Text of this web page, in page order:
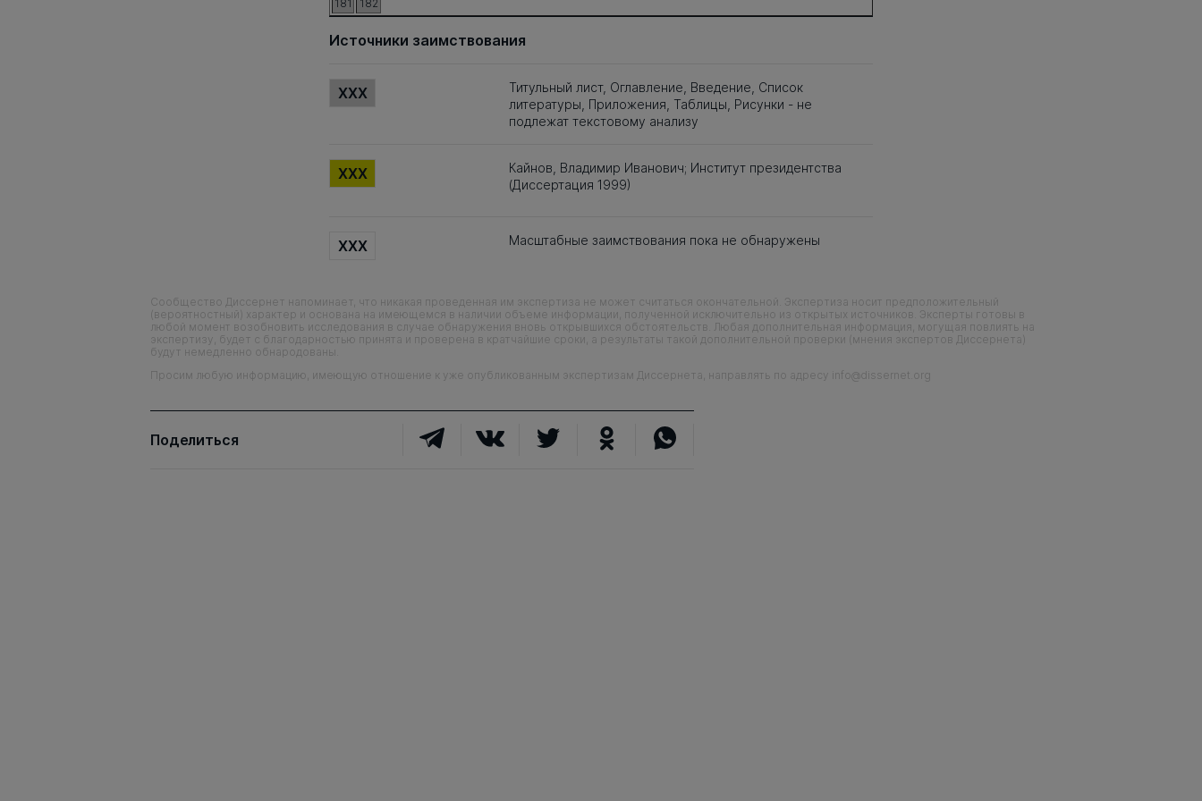
181
182
Источники заимствования
XXX
Титульный лист, Оглавление, Введение, Список
литературы, Приложения, Таблицы, Рисунки - не
подлежат текстовому анализу
XXX
Кайнов, Владимир Иванович; Институт президентства
(Диссертация 1999)
XXX Масштабные заимствования пока не обнаружены
Сообщество Диссернет напоминает, что никакая проведенная им экспертиза не может считаться окончательной. Экспертиза носит предположительный
(вероятностный) характер и основана на имеющемся в наличии объеме информации, полученной исключительно из открытых источников. Эксперты готовы в
любой момент возобновить исследования в случае обнаружения вновь открывшихся обстоятельств. Любая дополнительная информация, могущая повлиять на
экспертизу, будет с благодарностью принята и проверена в кратчайшие сроки, а результаты такой дополнительной проверки (мнения экспертов Диссернета)
будут немедленно обнародованы.
Просим любую информацию, имеющую отношение к уже опубликованным экспертизам Диссернета, направлять по адресу info@dissernet.org
Поделиться